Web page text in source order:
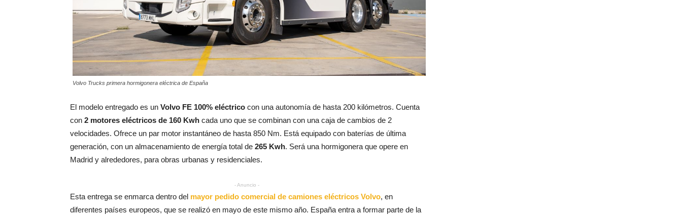
Volvo Trucks primera hormigonera eléctrica de España
El modelo entregado es un Volvo FE 100% eléctrico con una autonomía de hasta 200 kilómetros. Cuenta
con 2 motores eléctricos de 160 Kwh cada uno que se combinan con una caja de cambios de 2
velocidades. Ofrece un par motor instantáneo de hasta 850 Nm. Está equipado con baterías de última
generación, con un almacenamiento de energía total de 265 Kwh. Será una hormigonera que opere en
Madrid y alrededores, para obras urbanas y residenciales.
- Anuncio -
Esta entrega se enmarca dentro del mayor pedido comercial de camiones eléctricos Volvo, en
diferentes países europeos, que se realizó en mayo de este mismo año. España entra a formar parte de la